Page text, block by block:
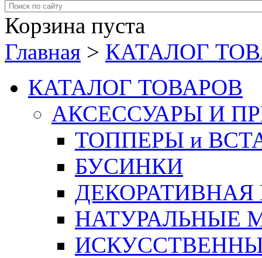
Корзина пуста
Главная > КАТАЛОГ
КАТАЛОГ ТОВАРОВ
АКСЕССУАРЫ И
ТОППЕРЫ и
БУСИНКИ
ДЕКОРАТИВНАЯ
НАТУРАЛЬНЫЕ